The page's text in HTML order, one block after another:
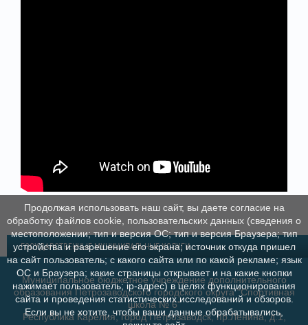
ГОСУДАРСТВЕННЫЕ МУНИЦИПАЛЬНЫЕ УСЛУГИ
Муниципальное бюджетное учреждение дополнительного
образования Петрозаводского городского округа "Спортивная
школа № 6"
Республика Карелия, город Петрозаводск, пр.Ленина, д.1,
Продолжая использовать наш сайт, вы даете согласие на
обработку файлов cookie, пользовательских данных (сведения о
местоположении; тип и версия ОС; тип и версия Браузера; тип
устройства и разрешение его экрана; источник откуда пришел
на сайт пользователь; с какого сайта или по какой рекламе; язык
ОС и Браузера; какие страницы открывает и на какие кнопки
нажимает пользователь; ip-адрес) в целях функционирования
сайта и проведения статистических исследований и обзоров.
Если вы не хотите, чтобы ваши данные обрабатывались,